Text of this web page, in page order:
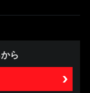
ら